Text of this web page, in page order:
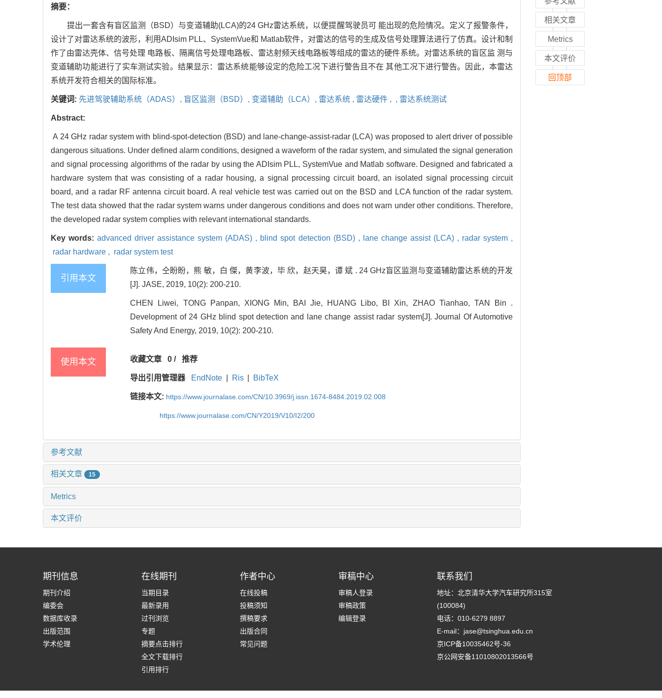
摘要：
提出一套含有盲区监测（BSD）与变道辅助(LCA)的24 GHz雷达系统，以便提醒驾驶员可 能出现的危险情况。定义了报警条件，
设计了对雷达系统的波形，利用ADIsim PLL、SystemVue和 Matlab软件，对雷达的信号的生成及信号处理算法进行了仿真。设计和制
作了由雷达壳体、信号处理 电路板、隔离信号处理电路板、雷达射频天线电路板等组成的雷达的硬件系统。对雷达系统的盲区监 测与
变道辅助功能进行了实车测试实验。结果显示：雷达系统能够设定的危险工况下进行警告且不在 其他工况下进行警告。因此，本雷达
系统开发符合相关的国际标准。
关键词: 先进驾驶辅助系统（ADAS）, 盲区监测（BSD）, 变道辅助（LCA）, 雷达系统 , 雷达硬件 , , 雷达系统测试
Abstract:
A 24 GHz radar system with blind-spot-detection (BSD) and lane-change-assist-radar (LCA) was proposed to alert driver of possible
dangerous situations. Under defined alarm conditions, designed a waveform of the radar system, and simulated the signal generation
and signal processing algorithms of the radar by using the ADIsim PLL, SystemVue and Matlab software. Designed and fabricated a
hardware system that was consisting of a radar housing, a signal processing circuit board, an isolated signal processing circuit
board, and a radar RF antenna circuit board. A real vehicle test was carried out on the BSD and LCA function of the radar system.
The test data showed that the radar system warns under dangerous conditions and does not warn under other conditions. Therefore,
the developed radar system complies with relevant international standards.
Key words:advanced driver assistance system (ADAS) , blind spot detection (BSD) , lane change assist (LCA) , radar system ,
radar hardware , radar system test
引用本文
陈立伟，仝盼盼，熊 敏，白 傑，黄李波，毕 欣，赵天昊，谭 斌 . 24 GHz盲区监测与变道辅助雷达系统的开发
[J]. JASE, 2019, 10(2): 200-210.
CHEN Liwei, TONG Panpan, XIONG Min, BAI Jie, HUANG Libo, BI Xin, ZHAO Tianhao, TAN Bin .
Development of 24 GHz blind spot detection and lane change assist radar system[J]. Journal Of Automotive
Safety And Energy, 2019, 10(2): 200-210.
使用本文 收藏文章 0 /推荐
导出引用管理器 EndNote Ris BibTeX
链接本文: https://www.journalase.com/CN/10.3969/j.issn.1674-8484.2019.02.008
https://www.journalase.com/CN/Y2019/V10/I2/200
参考文献
相关文章 15
Metrics
本文评价
相关文章
Metrics
本文评价
回顶部
期刊信息
期刊介绍
编委会
数据库收录
出版范围
学术伦理
在线期刊
当期目录
最新录用
过刊浏览
专题
摘要点击排行
全文下载排行
引用排行
作者中心
在线投稿
投稿须知
撰稿要求
出版合同
常见问题
审稿中心
审稿人登录
审稿政策
编辑登录
联系我们
地址：北京清华大学汽车研究所315室
(100084)
电话：010-6279 8897
E-mail： jase@tsinghua.edu.cn
京ICP备10035462号-36
京公网安备11010802013566号